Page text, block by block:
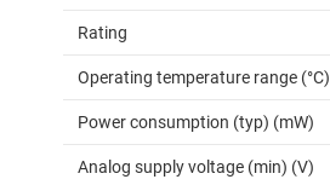
Rating
Operating temperature range (°C)
Power consumption (typ) (mW)
Analog supply voltage (min) (V)